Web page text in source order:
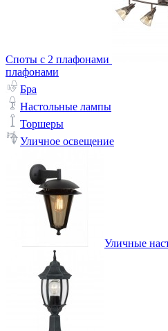
Споты с 2 плафонами
плафонами
Бра
Настольные лампы
Торшеры
Уличное освещение
Уличные